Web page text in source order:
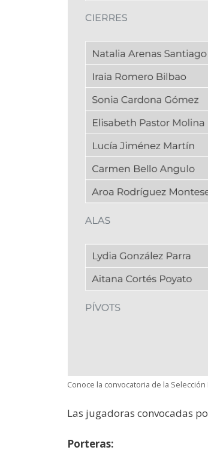
Conoce la convocatoria de la
Las jugadoras convocadas
Porteras: